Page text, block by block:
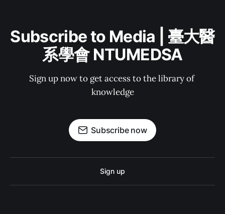
Subscribe to Media | 臺大醫
系學會 NTUMEDSA
Sign up now to get access to the library of
knowledge
Subscribe now
Sign up